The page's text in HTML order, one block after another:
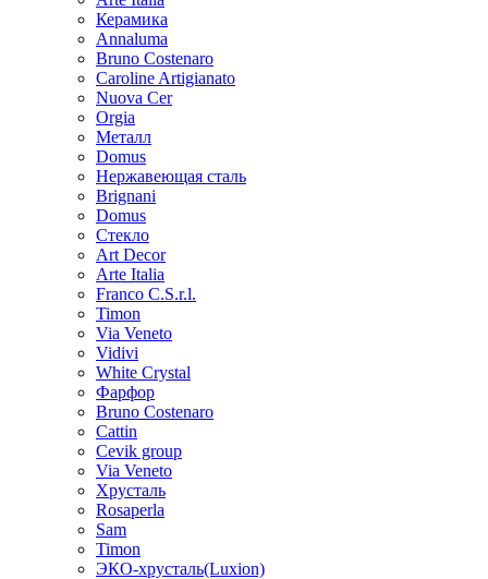
Керамика
Annaluma
Bruno Costenaro
Caroline Artigianato
Nuova Cer
Orgia
Металл
Domus
Нержавеющая сталь
Brignani
Domus
Стекло
Art Decor
Arte Italia
Franco C.S.r.l.
Timon
Via Veneto
Vidivi
White Crystal
Фарфор
Bruno Costenaro
Cattin
Cevik group
Via Veneto
Хрусталь
Rosaperla
Sam
Timon
ЭКО-хрусталь(Luxion)